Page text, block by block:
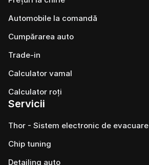
Automobile la comandă
Cumpărarea auto
Trade-in
Calculator vamal
Calculator roți
Servicii
Thor - Sistem electronic de evacuare
Chip tuning
Detailing auto